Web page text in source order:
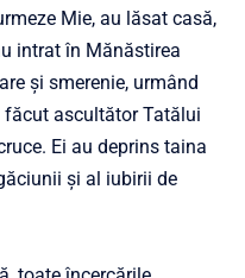
Mie, au lăsat casă,
intrat în Mănăstirea
şi smerenie, urmând
făcut ascultător Tatălui
Ei au deprins taina
şi al iubirii de